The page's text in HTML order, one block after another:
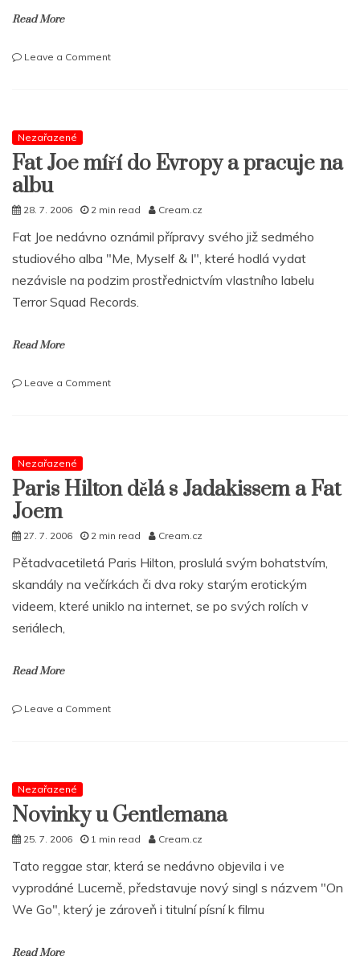
Read More
Leave a Commenton
tracklist,
ukázky
Nezařazené
Fat Joe míří do Evropy a pracuje na
albu
28. 7. 2006 2 min read Cream.cz
Fat Joe nedávno oznámil přípravy svého již sedmého
studiového alba "Me, Myself & I", které hodlá vydat
nezávisle na podzim prostřednictvím vlastního labelu
Terror Squad Records.
Read More
Leave a Commenton
pracuje
Nezařazené
Paris Hilton dělá s Jadakissem a Fat
Joem
27. 7. 2006 2 min read Cream.cz
Pětadvacetiletá Paris Hilton, proslulá svým bohatstvím,
skandály na večírkách či dva roky starým erotickým
videem, které uniklo na internet, se po svých rolích v
seriálech,
Read More
Leave a Commenton
a
Fat
Joem
Nezařazené
Novinky u Gentlemana
25. 7. 2006 1 min read Cream.cz
Tato reggae star, která se nedávno objevila i ve
vyprodáné Lucerně, představuje nový singl s názvem "On
We Go", který je zároveň i titulní písní k filmu
Read More